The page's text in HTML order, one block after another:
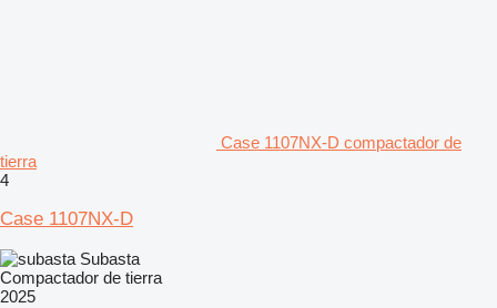
Case 1107NX-D compactador de
tierra
4
Case 1107NX-D
Subasta
Compactador de tierra
2025